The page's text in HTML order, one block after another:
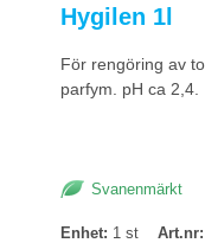
Hygilen 1l
För rengöring av
parfym. pH ca 2,4.
Svanenmärkt
Enhet: 1 st Art.nr: